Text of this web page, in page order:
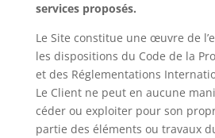
services proposés.
Le Site constitue une œuvre de
les dispositions du Code de la
et des Réglementations
Le Client ne peut en aucune
céder ou exploiter pour son
partie des éléments ou travaux